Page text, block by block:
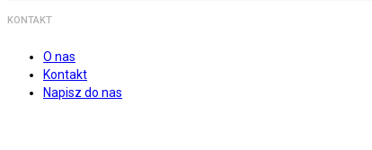
KONTAKT
O nas
Kontakt
Napisz do nas